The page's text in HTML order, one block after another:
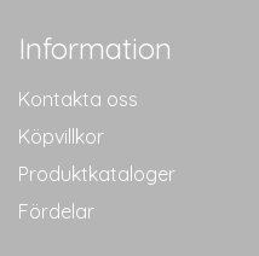
Information
Kontakta oss
Köpvillkor
Produktkataloger
Fördelar